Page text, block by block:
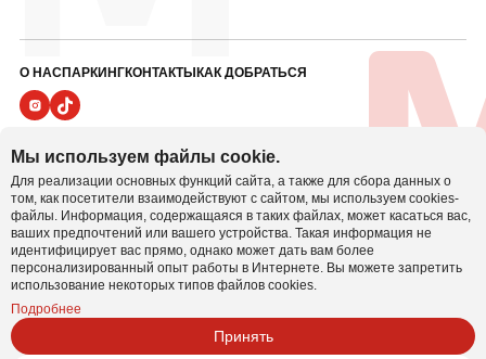
О НАСПАРКИНГКОНТАКТЫ КАК ДОБРАТЬСЯ
ПОЛИТИКА В ОТНОШЕНИИ ОБРАБОТКИ ПЕРСОНАЛЬНЫХ ДАННЫХ
Настроить cookie
ПОЛИТИКА COOKIE
Иностранное унитарное предприятие
«БелВиллесден» УНП 800001064
Юридический адрес: 220024, г. Минск, пер. Асаналиева, 3
Тел/факс: 207-50 - 45
Банковские реквизиты: БИК PJCBBY2X р/с
Мы используем файлы cookie.
Для реализации основных функций сайта, а также для сбора данных о
том, как посетители взаимодействуют с сайтом, мы используем cookies-
файлы. Информация, содержащаяся в таких файлах, может касаться вас,
ваших предпочтений или вашего устройства. Такая информация не
идентифицирует вас прямо, однако может дать вам более
персонализированный опыт работы в Интернете. Вы можете запретить
использование некоторых типов файлов cookies.
Подробнее
Принять